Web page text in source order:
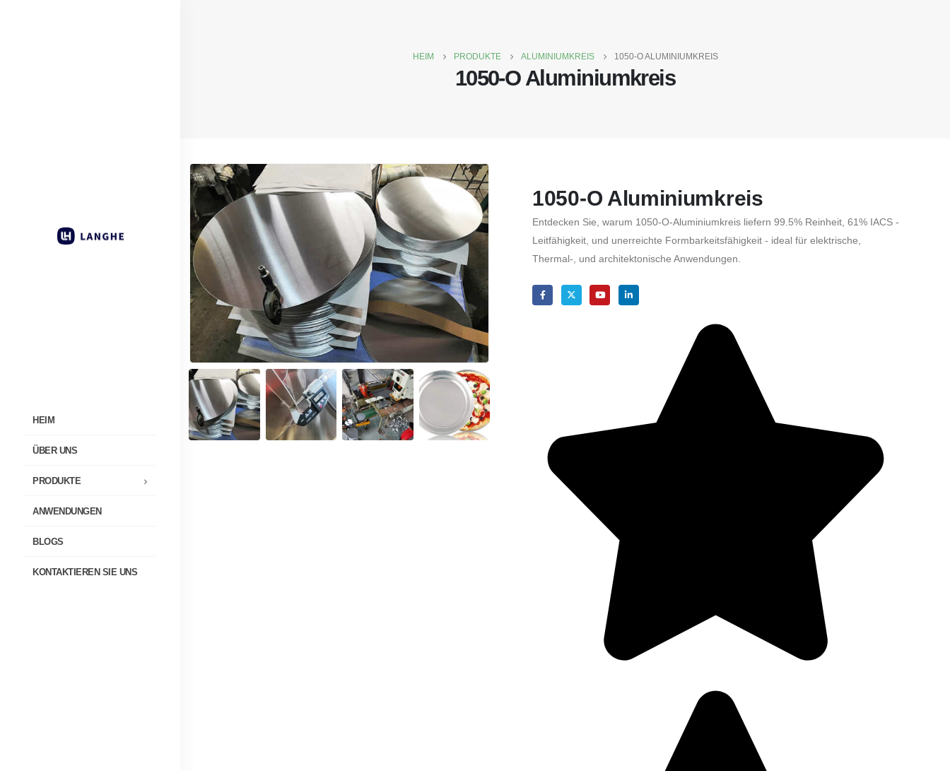
HEIM
ÜBER UNS
PRODUKTE
ANWENDUNGEN
BLOGS
KONTAKTIEREN SIE UNS
HEIM PRODUKTE ALUMINIUMKREIS 1050-O ALUMINIUMKREIS
1050-O Aluminiumkreis
1050-O Aluminiumkreis
Entdecken Sie, warum 1050-O-Aluminiumkreis liefern 99.5% Reinheit, 61% IACS -
Leitfähigkeit, und unerreichte Formbarkeitsfähigkeit - ideal für elektrische,
Thermal-, und architektonische Anwendungen.